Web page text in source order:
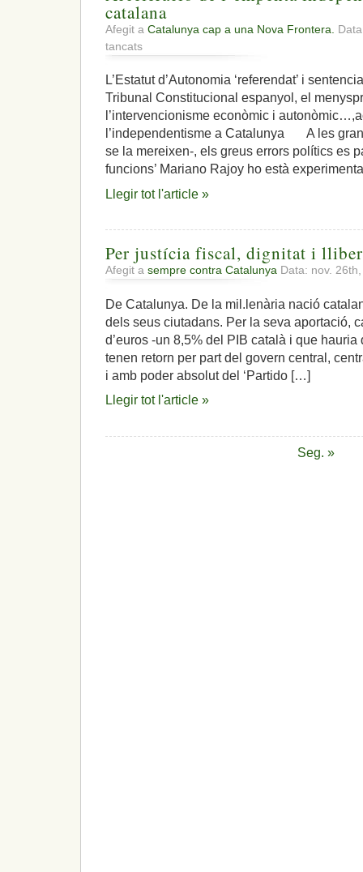
catalana
Afegit a Catalunya cap a una Nova Frontera.
tancats
Acceleració
l’empenta
independentista
a
nació
catalana
L’Estatut d’Autonomia ‘referendat’ i
Tribunal Constitucional espanyol, el
l’intervencionisme econòmic i
l’independentisme a Catalunya A les
se la mereixen-, els greus errors polítics es
funcions’ Mariano Rajoy ho està
Llegir tot l'article »
Per justícia fiscal, dignitat i
Afegit a sempre contra Catalunya Data: nov.
De Catalunya. De la mil.lenària nació
dels seus ciutadans. Per la seva aportació,
d’euros -un 8,5% del PIB català i que
tenen retorn per part del govern central,
i amb poder absolut del ‘Partido […]
Llegir tot l'article »
Seg. »